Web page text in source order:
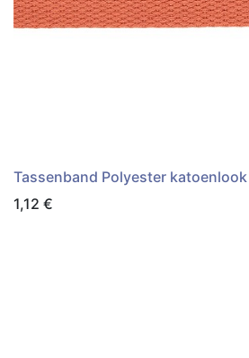
Tassenband Polyester
1,12 €